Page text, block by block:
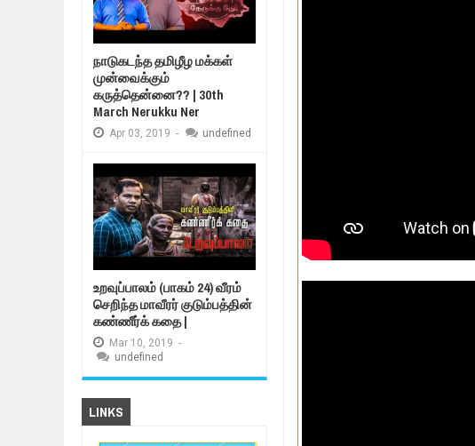
நாடுகடந்த தமிழீழ மக்கள்
முன்வைக்கும்
கருத்தென்னை?? | 30th
March Nerukku Ner
Apr 03, 2019 - undefined
உறவுப்பாலம் (பாகம் 24) வீரம்
செறிந்த மாவீரர் குடும்பத்தின்
கண்ணீர்க் கதை |
Mar 10, 2019 -
undefined
LINKS